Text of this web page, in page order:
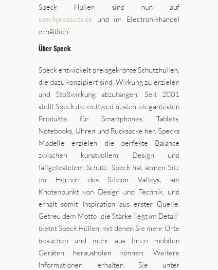
Speck Hüllen sind nun auf
speckproducts.de und im Electronikhandel
erhältlich.
Über Speck
Speck entwickelt preisgekrönte Schutzhüllen,
die dazu konzipiert sind, Wirkung zu erzielen
und Stoßwirkung abzufangen. Seit 2001
stellt Speck die weltweit besten, elegantesten
Produkte für Smartphones, Tablets,
Notebooks, Uhren und Rucksäcke her. Specks
Modelle erzielen die perfekte Balance
zwischen kunstvollem Design und
fallgetestetem Schutz. Speck hat seinen Sitz
im Herzen des Silicon Valleys, am
Knotenpunkt von Design und Technik, und
erhält somit Inspiration aus erster Quelle.
Getreu dem Motto „die Stärke liegt im Detail“
bietet Speck Hüllen, mit denen Sie mehr Orte
besuchen und mehr aus Ihren mobilen
Geräten herausholen können. Weitere
Informationen erhalten Sie unter